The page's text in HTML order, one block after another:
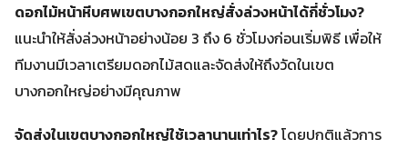
ดอกไม้หน้าหีบศพเขตบางกอกใหญ่สั่งล่วงหน้าได้กี่ชั่วโมง?
แนะนำให้สั่งล่วงหน้าอย่างน้อย 3 ถึง 6 ชั่วโมงก่อนเริ่มพิธี เพื่อให้
ทีมงานมีเวลาเตรียมดอกไม้สดและจัดส่งให้ถึงวัดในเขต
บางกอกใหญ่อย่างมีคุณภาพ
จัดส่งในเขตบางกอกใหญ่ใช้เวลานานเท่าไร?โดยปกติแล้วการ